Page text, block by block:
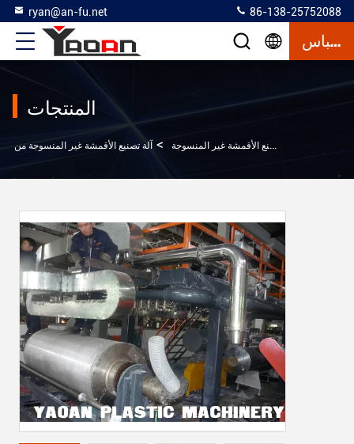
ryan@an-fu.net 86-138-25752088
إقتباس
المنتجات
آلة صنع الأقمشة غير المنسوجة >